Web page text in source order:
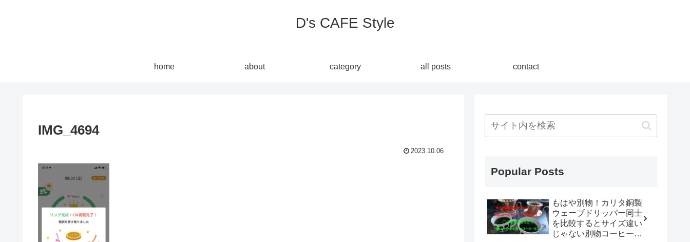
D's CAFE Style
home about category all posts contact
IMG_4694
2023.10.06
Popular Posts
もはや別物！カリタ銅製
ウェーブドリッパー同士
を比較するとサイズ違い
じゃない別物コーヒード